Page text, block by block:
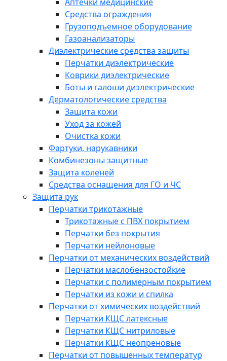
Средства ограждения
Грузоподъемное оборудование
Газоанализаторы
Диэлектрические средства защиты
Перчатки диэлектрические
Коврики диэлектрические
Боты и галоши диэлектрические
Дерматологические средства
Защита кожи
Уход за кожей
Очистка кожи
Фартуки, нарукавники
Комбинезоны защитные
Защита коленей
Средства оснащения для ГО и ЧС
Защита рук
Перчатки трикотажные
Трикотажные с ПВХ покрытием
Перчатки без покрытия
Перчатки нейлоновые
Перчатки от механических воздействий
Перчатки маслобензостойкие
Перчатки с полимерным покрытием
Перчатки из кожи и спилка
Перчатки от химических воздействий
Перчатки КЩС латексные
Перчатки КЩС нитриловые
Перчатки КЩС неопреновые
Перчатки от повышенных температур